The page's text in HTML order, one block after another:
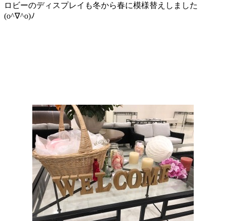
ロビーのディスプレイも冬から春に模様替えしました
(o^∇^o)ﾉ